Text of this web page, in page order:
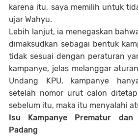
karena itu, saya memilih untuk
ujar Wahyu.
Lebih lanjut, ia menegaskan
dimaksudkan sebagai bentuk
tidak sesuai dengan peraturan
kampanye, jelas melanggar
Undang KPU, kampanye
setelah nomor urut calon
sebelum itu, maka itu menyalahi
Isu Kampanye Prematur dan
Padang